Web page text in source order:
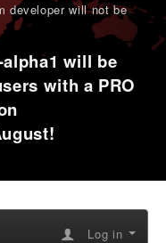
developer will not be
alpha1 will be
with a PRO
Log in